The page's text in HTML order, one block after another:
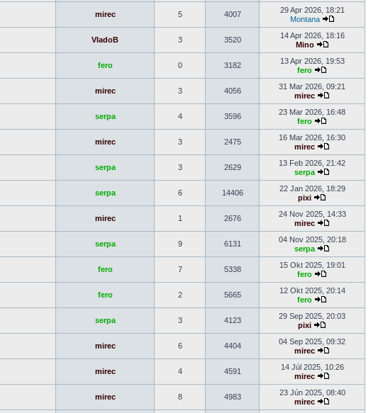
mirec 5 4007
29 Apr 2026, 18:21
Montana
VladoB 3 3520
14 Apr 2026, 18:16
Mino
fero 0 3182
13 Apr 2026, 19:53
fero
mirec 3 4056
31 Mar 2026, 09:21
mirec
serpa 4 3596
23 Mar 2026, 16:48
fero
mirec 3 2475
16 Mar 2026, 16:30
mirec
serpa 3 2629
13 Feb 2026, 21:42
serpa
serpa 6 14406
22 Jan 2026, 18:29
pixi
mirec 1 2676
24 Nov 2025, 14:33
mirec
serpa 9 6131
04 Nov 2025, 20:18
serpa
fero 7 5338
15 Okt 2025, 19:01
fero
fero 2 5665
12 Okt 2025, 20:14
fero
serpa 3 4123
29 Sep 2025, 20:03
pixi
mirec 6 4404
04 Sep 2025, 09:32
mirec
mirec 4 4591
14 Júl 2025, 10:26
mirec
mirec 8 4983
23 Jún 2025, 08:40
mirec